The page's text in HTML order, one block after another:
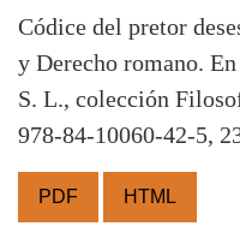
Códice del pretor
y Derecho romano.
S. L., colección
978-84-10060-42-5,
PDF HTML